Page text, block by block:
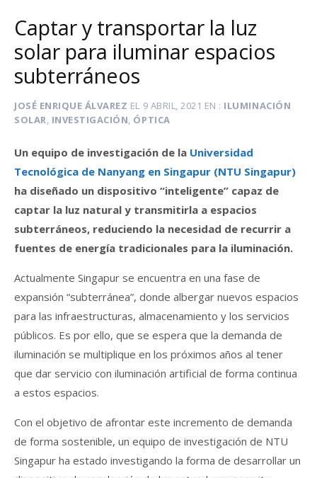
Captar y transportar la luz
solar para iluminar espacios
subterráneos
JOSÉ ENRIQUE ÁLVAREZ EL 9 ABRIL, 2021 EN
ILUMINACIÓN
SOLAR, INVESTIGACIÓN, ÓPTICA
Un equipo de investigación de la Universidad
Tecnológica de Nanyang en Singapur (NTU Singapur)
ha diseñado un dispositivo “inteligente” capaz de
captar la luz natural y transmitirla a espacios
subterráneos, reduciendo la necesidad de recurrir a
fuentes de energía tradicionales para la iluminación.
Actualmente Singapur se encuentra en una fase de
expansión “subterránea”, donde albergar nuevos espacios
para las infraestructuras, almacenamiento y los servicios
públicos. Es por ello, que se espera que la demanda de
iluminación se multiplique en los próximos años al tener
que dar servicio con iluminación artificial de forma continua
a estos espacios.
Con el objetivo de afrontar este incremento de demanda
de forma sostenible, un equipo de investigación de NTU
Singapur ha estado investigando la forma de desarrollar un